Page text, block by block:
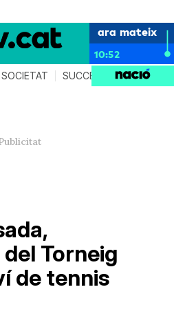
ara mateix
10:52
SOCIETAT SUCCESSOS
Torneig
de tennis